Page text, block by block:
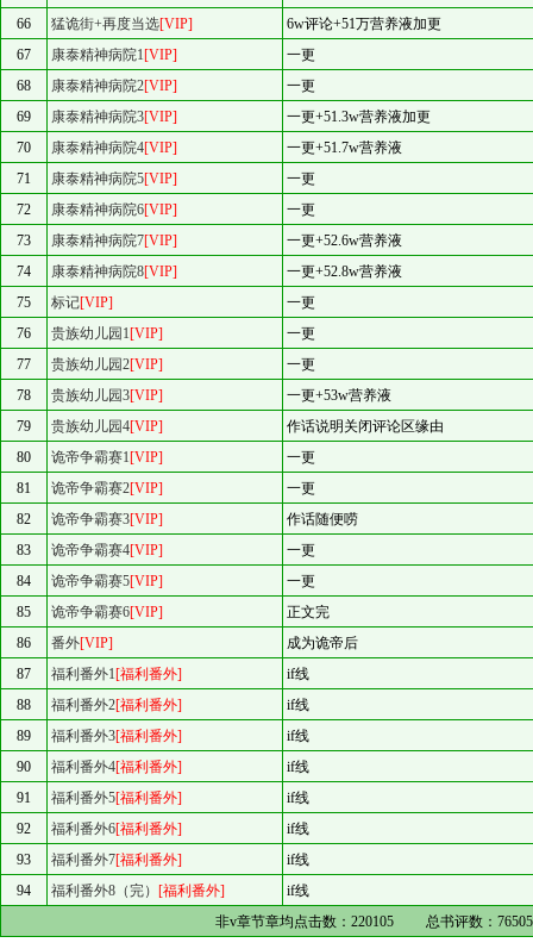
66
猛诡街+再度当选[VIP]
6w评论+51万营养液加更
67
康泰精神病院1[VIP]
一更
68
康泰精神病院2[VIP]
一更
69
康泰精神病院3[VIP]
一更+51.3w营养液加更
70
康泰精神病院4[VIP]
一更+51.7w营养液
71
康泰精神病院5[VIP]
一更
72
康泰精神病院6[VIP]
一更
73
康泰精神病院7[VIP]
一更+52.6w营养液
74
康泰精神病院8[VIP]
一更+52.8w营养液
75
标记[VIP]
一更
76
贵族幼儿园1[VIP]
一更
77
贵族幼儿园2[VIP]
一更
78
贵族幼儿园3[VIP]
一更+53w营养液
79
贵族幼儿园4[VIP]
作话说明关闭评论区缘由
80
诡帝争霸赛1[VIP]
一更
81
诡帝争霸赛2[VIP]
一更
82
诡帝争霸赛3[VIP]
作话随便唠
83
诡帝争霸赛4[VIP]
一更
84
诡帝争霸赛5[VIP]
一更
85
诡帝争霸赛6[VIP]
正文完
86
番外[VIP]
成为诡帝后
87
福利番外1[福利番外]
if线
88
福利番外2[福利番外]
if线
89
福利番外3[福利番外]
if线
90
福利番外4[福利番外]
if线
91
福利番外5[福利番外]
if线
92
福利番外6[福利番外]
if线
93
福利番外7[福利番外]
if线
94
福利番外8（完） [福利番外]
if线
非v章节章均点击数：220105 总书评数：76505